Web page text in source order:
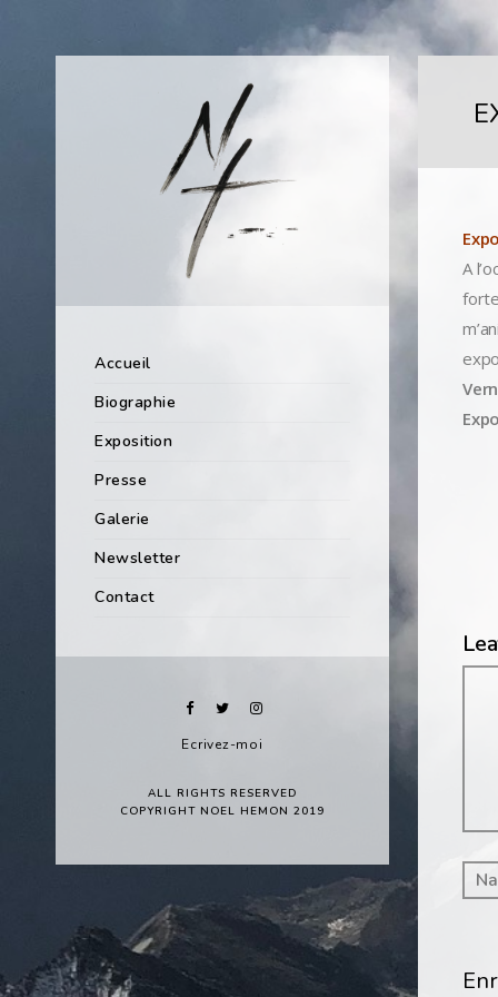
Accueil
Biographie
Exposition
Presse
Galerie
Newsletter
Contact
Ecrivez-moi
ALL RIGHTS RESERVED
COPYRIGHT NOEL HEMON 2019
A